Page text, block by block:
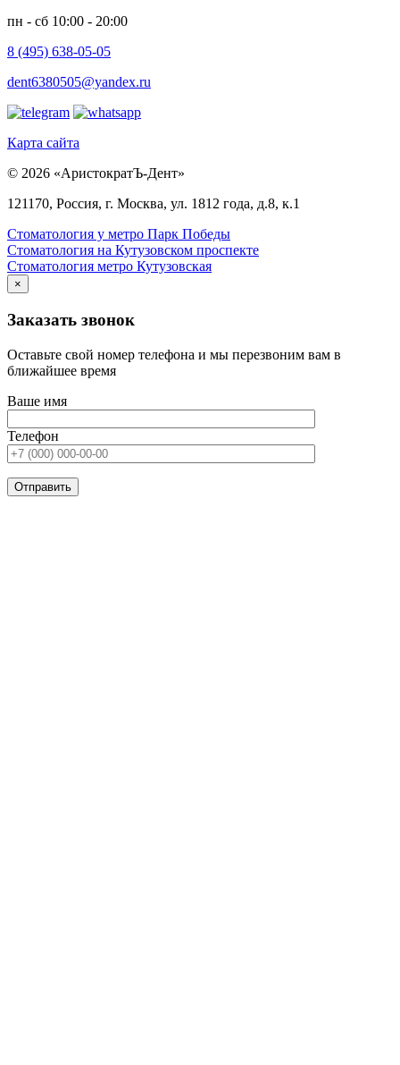
пн - сб 10:00 - 20:00
8 (495) 638-05-05
dent6380505@yandex.ru
Карта сайта
© 2026 «АристократЪ-Дент»
121170, Россия, г. Москва, ул. 1812 года, д.8, к.1
Стоматология у метро Парк Победы
Стоматология на Кутузовском проспекте
Стоматология метро Кутузовская
×
Заказать звонок
Оставьте свой номер телефона и мы перезвоним вам в
ближайшее время
Ваше имя
Телефон